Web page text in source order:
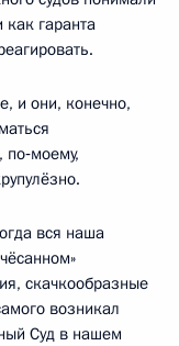
гаранта
и они, конечно,
по‑моему,
вся наша
скачкообразные
возникал
Суд в нашем